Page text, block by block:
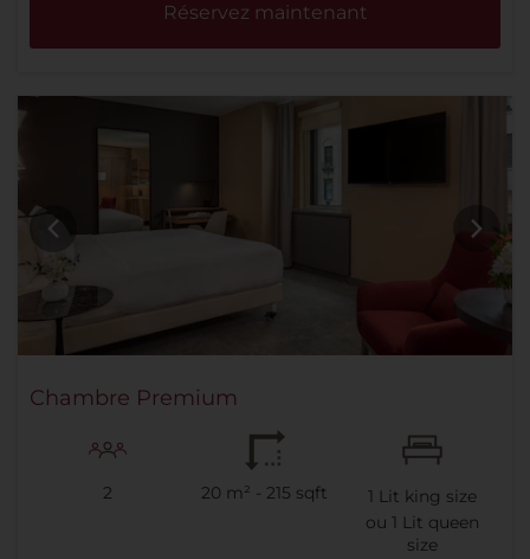
Réservez maintenant
Chambre Premium
2 20 m² - 215 sqft 1 Lit king size
ou 1 Lit queen
size